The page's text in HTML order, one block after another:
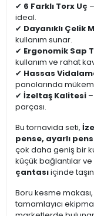
✔ 6 Farklı Torx Uç
ideal.
✔ Dayanıklı Çelik
kullanım sunar.
✔ Ergonomik Sap
kullanım ve rahat
✔ Hassas
panolarında
✔ İzeltaş Kalitesi
parçası.
Bu tornavida seti,
pense, ayarlı
çok daha geniş bir
küçük bağlantılar
çantasıiçinde
Boru kesme
tamamlayıcı